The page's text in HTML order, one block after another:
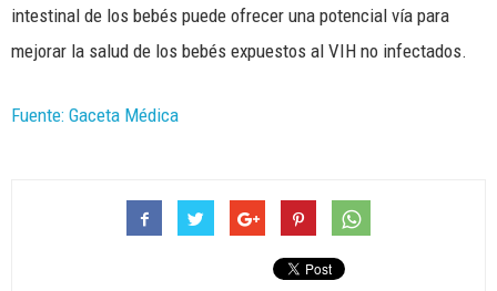
intestinal de los bebés puede ofrecer una potencial vía para
mejorar la salud de los bebés expuestos al VIH no infectados.
Fuente: Gaceta Médica